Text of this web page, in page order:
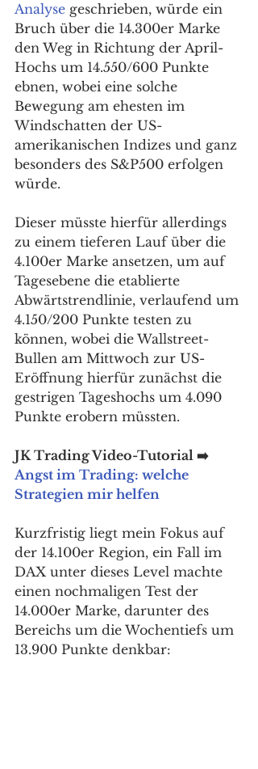
Analyse geschrieben, würde ein
Bruch über die 14.300er Marke
den Weg in Richtung der April-
Hochs um 14.550/600 Punkte
ebnen, wobei eine solche
Bewegung am ehesten im
Windschatten der US-
amerikanischen Indizes und ganz
besonders des S&P500 erfolgen
würde.
Dieser müsste hierfür allerdings
zu einem tieferen Lauf über die
4.100er Marke ansetzen, um auf
Tagesebene die etablierte
Abwärtstrendlinie, verlaufend um
4.150/200 Punkte testen zu
können, wobei die Wallstreet-
Bullen am Mittwoch zur US-
Eröffnung hierfür zunächst die
gestrigen Tageshochs um 4.090
Punkte erobern müssten.
JK Trading Video-Tutorial ➡️
Angst im Trading: welche
Strategien mir helfen
Kurzfristig liegt mein Fokus auf
der 14.100er Region, ein Fall im
DAX unter dieses Level machte
einen nochmaligen Test der
14.000er Marke, darunter des
Bereichs um die Wochentiefs um
13.900 Punkte denkbar: